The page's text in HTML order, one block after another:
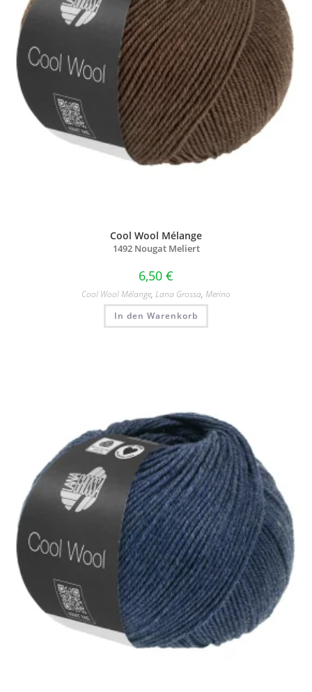
Cool Wool Mélange
1492 Nougat Meliert
6,50 €
Cool Wool Mélange, Lana Grossa, Merino
In den Warenkorb